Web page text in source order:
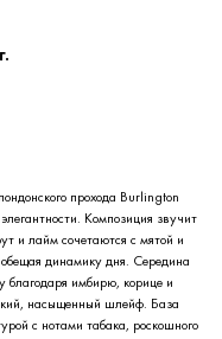
прохода Burlington
Композиция звучит
и лайм сочетаются с мятой и
динамику дня. Середина
благодаря имбирю, корице и
насыщенный шлейф. База
с нотами табака, роскошного